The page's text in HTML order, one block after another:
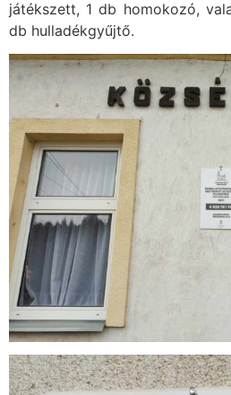
játékszett, 1 db homokozó,
db hulladékgyűjtő.